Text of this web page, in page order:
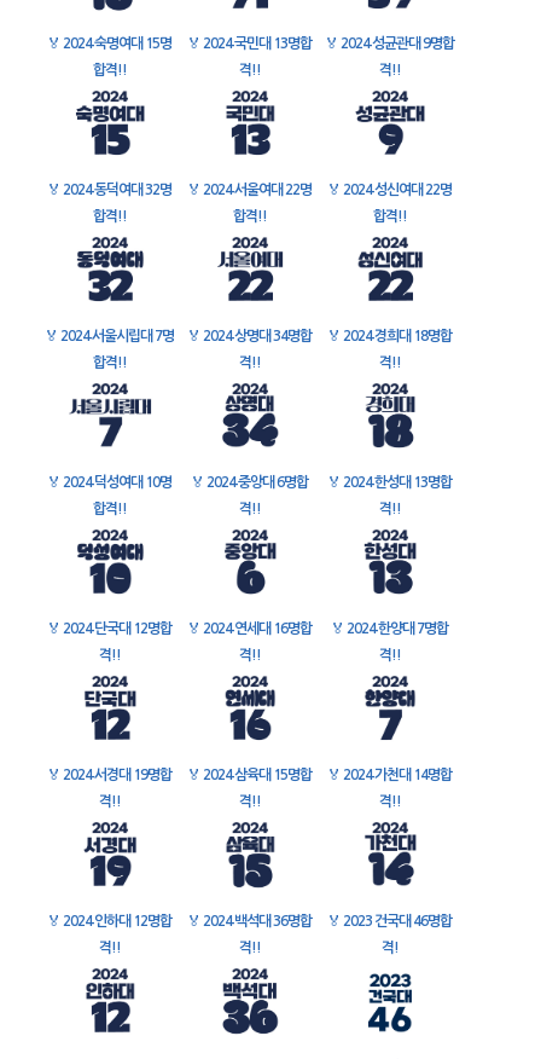
🏅 2024 숙명여대 15명
합격!!
🏅 2024 국민대 13명합
격!!
🏅 2024 성균관대 9명합
격!!
🏅 2024 동덕여대 32명
합격!!
🏅 2024 서울여대 22명
합격!!
🏅 2024 성신여대 22명
합격!!
🏅 2024 서울시립대 7명
합격!!
🏅 2024 상명대 34명합
격!!
🏅 2024 경희대 18명합
격!!
🏅 2024 덕성여대 10명
합격!!
🏅 2024 중앙대 6명합
격!!
🏅 2024 한성대 13명합
격!!
🏅 2024 단국대 12명합
격!!
🏅 2024 연세대 16명합
격!!
🏅 2024 한양대 7명합
격!!
🏅 2024 서경대 19명합
격!!
🏅 2024 삼육대 15명합
격!!
🏅 2024 가천대 14명합
격!!
🏅 2024 인하대 12명합
격!!
🏅 2024 백석대 36명합
격!!
🏅 2023 건국대 46명합
격!